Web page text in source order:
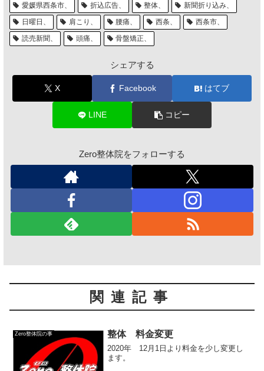
愛媛県西条市、
折込広告、 整体、
新聞折り込み、
日曜日、
肩こり、 腰痛、 西条、
西条市、
読売新聞、
頭痛、 骨盤矯正、
シェアする
X Facebook はてブ
LINE コピー
Zero整体院をフォローする
関連記事
Zero整体院の事 整体 料金変更
2020年 12月1日より料金を少し変更し
ます。